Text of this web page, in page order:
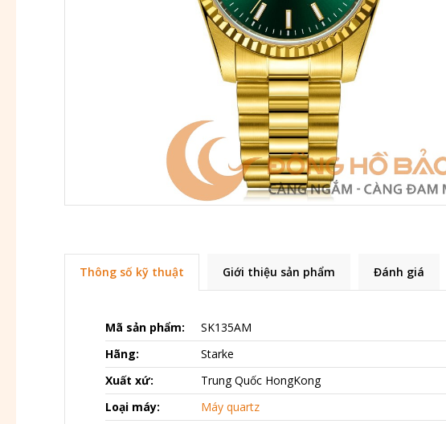
Thông số kỹ thuật Giới thiệu sản phẩm Đánh giá
Mã sản phẩm:
SK135AM
Hãng:
Starke
Xuất xứ:
Trung Quốc HongKong
Loại máy:
Máy quartz